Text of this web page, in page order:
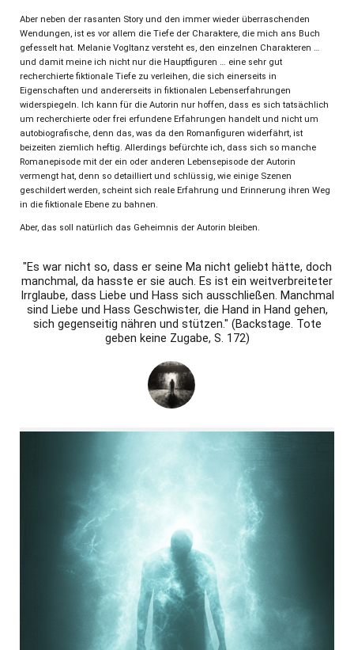
Aber neben der rasanten Story und den immer wieder überraschenden
Wendungen, ist es vor allem die Tiefe der Charaktere, die mich ans Buch
gefesselt hat. Melanie Vogltanz versteht es, den einzelnen Charakteren …
und damit meine ich nicht nur die Hauptfiguren … eine sehr gut
recherchierte fiktionale Tiefe zu verleihen, die sich einerseits in
Eigenschaften und andererseits in fiktionalen Lebenserfahrungen
widerspiegeln. Ich kann für die Autorin nur hoffen, dass es sich tatsächlich
um recherchierte oder frei erfundene Erfahrungen handelt und nicht um
autobiografische, denn das, was da den Romanfiguren widerfährt, ist
beizeiten ziemlich heftig. Allerdings befürchte ich, dass sich so manche
Romanepisode mit der ein oder anderen Lebensepisode der Autorin
vermengt hat, denn so detailliert und schlüssig, wie einige Szenen
geschildert werden, scheint sich reale Erfahrung und Erinnerung ihren Weg
in die fiktionale Ebene zu bahnen.
Aber, das soll natürlich das Geheimnis der Autorin bleiben.
"Es war nicht so, dass er seine Ma nicht geliebt hätte, doch
manchmal, da hasste er sie auch. Es ist ein weitverbreiteter
Irrglaube, dass Liebe und Hass sich ausschließen. Manchmal
sind Liebe und Hass Geschwister, die Hand in Hand gehen,
sich gegenseitig nähren und stützen." (Backstage. Tote
geben keine Zugabe, S. 172)